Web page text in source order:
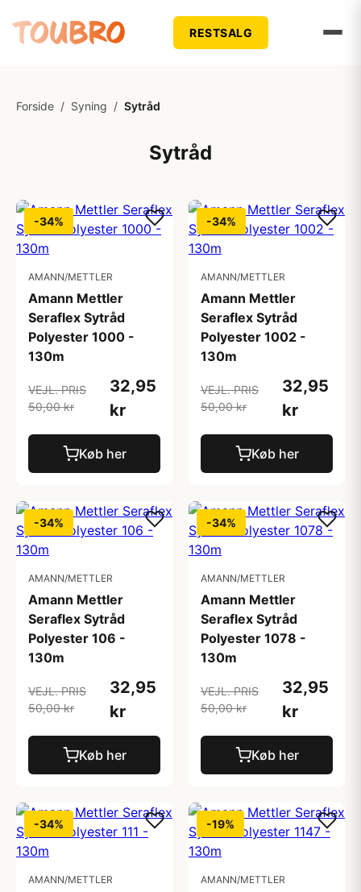
RESTSALG
Forside / Syning / Sytråd
Sytråd
-34%
AMANN/METTLER
Amann Mettler
Seraflex Sytråd
Polyester 1000 -
130m
VEJL. PRIS
50,00 kr
32,95
kr
Køb her
-34%
AMANN/METTLER
Amann Mettler
Seraflex Sytråd
Polyester 1002 -
130m
VEJL. PRIS
50,00 kr
32,95
kr
Køb her
-34%
AMANN/METTLER
Amann Mettler
Seraflex Sytråd
Polyester 106 -
130m
VEJL. PRIS
50,00 kr
32,95
kr
Køb her
-34%
AMANN/METTLER
Amann Mettler
Seraflex Sytråd
Polyester 1078 -
130m
VEJL. PRIS
50,00 kr
32,95
kr
Køb her
-34%
AMANN/METTLER
-19%
AMANN/METTLER